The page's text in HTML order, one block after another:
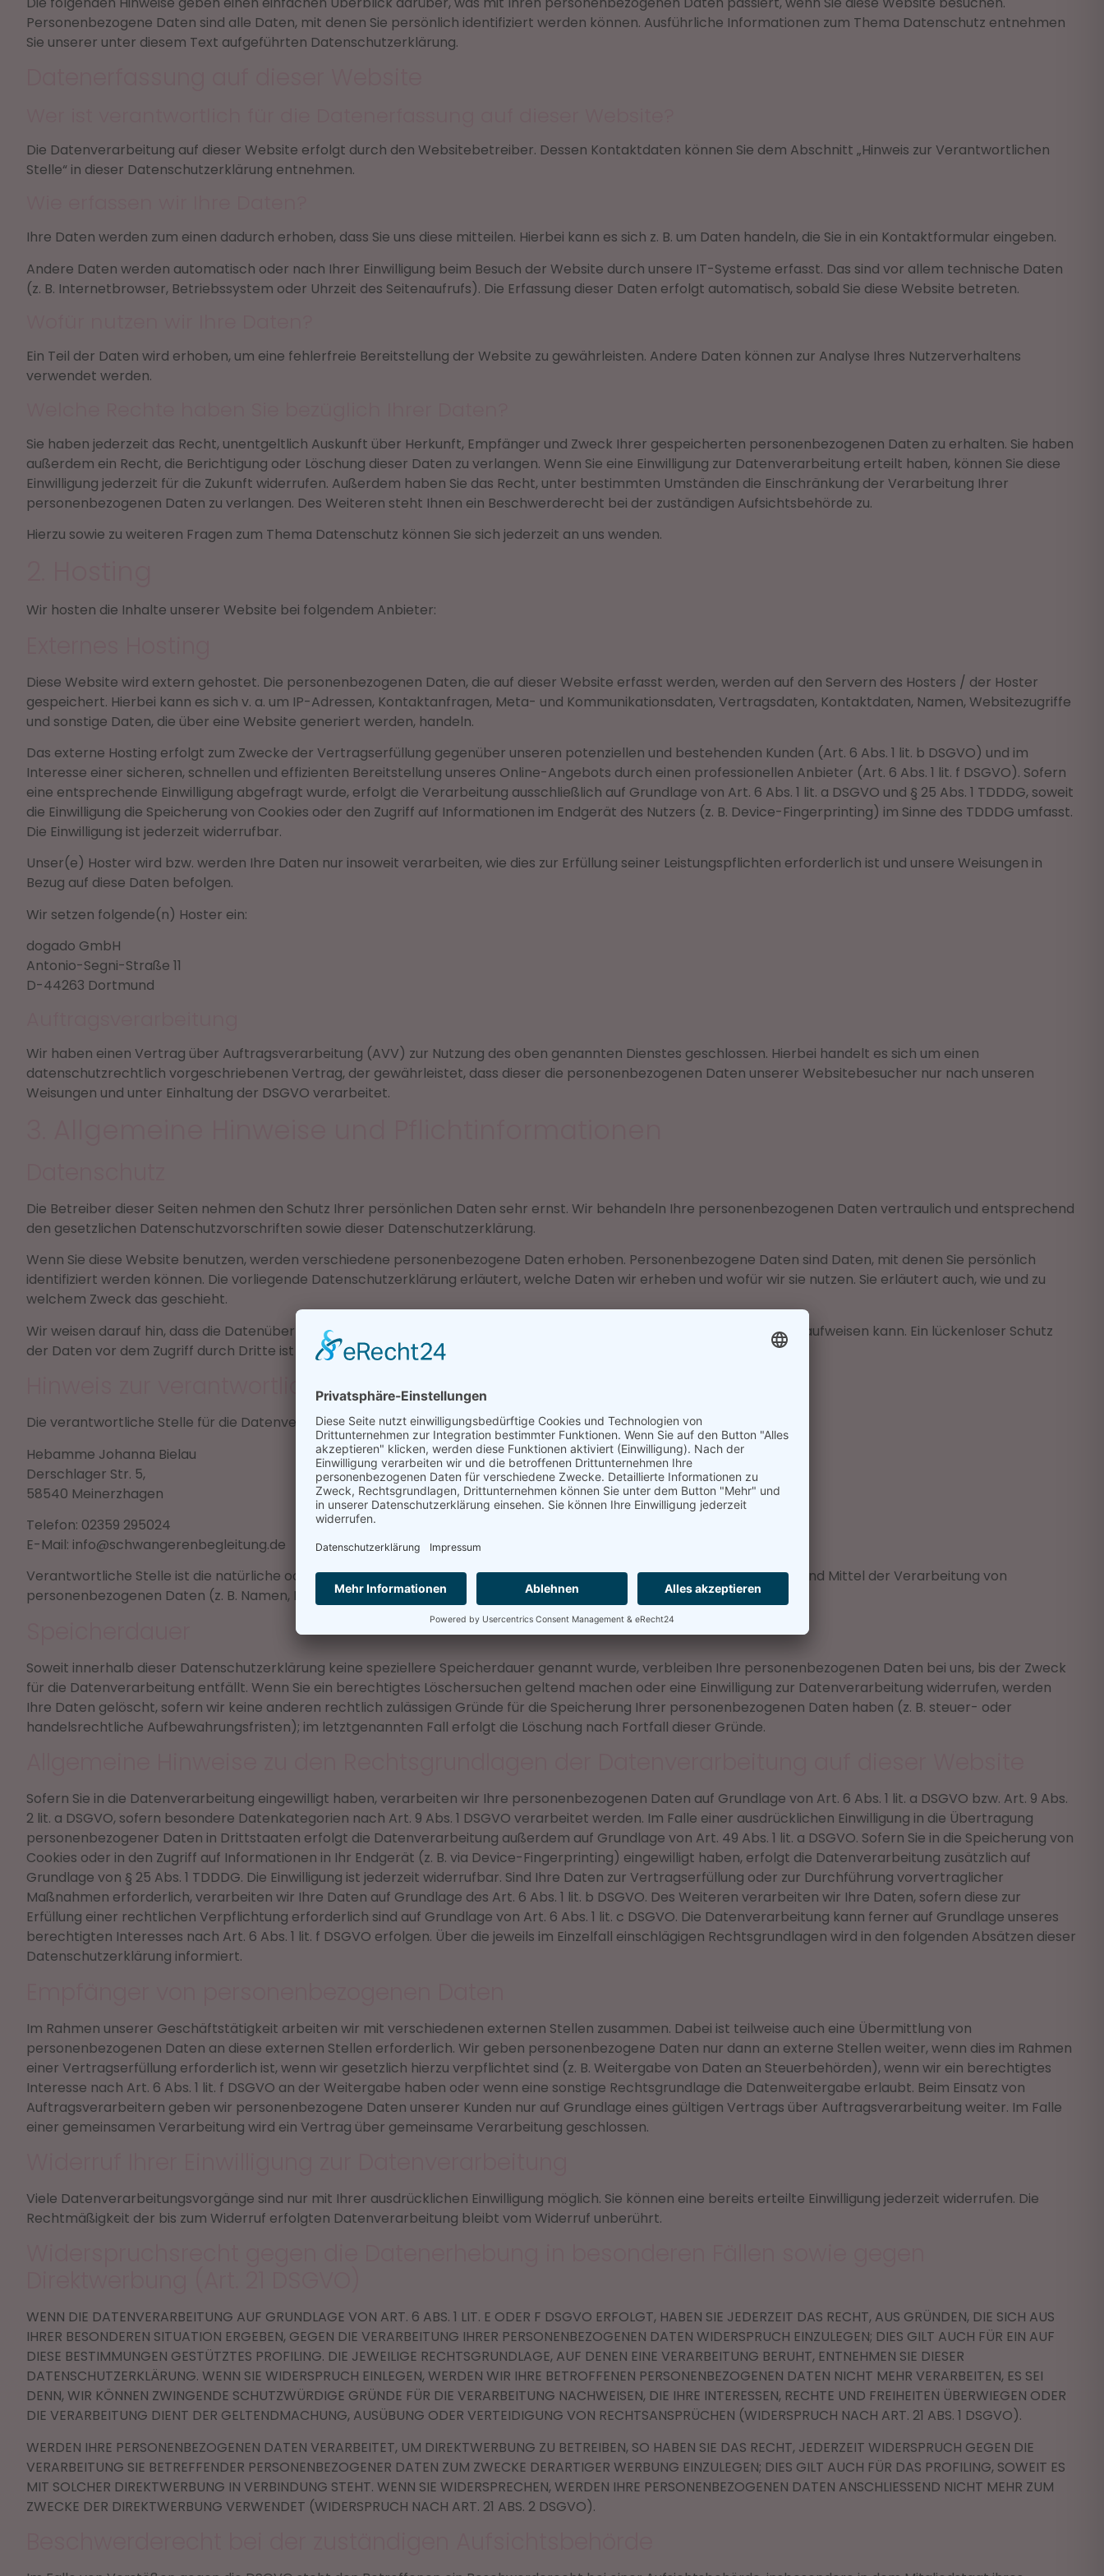
Personenbezogene Daten sind alle Daten, mit denen Sie persönlich identifiziert werden können. Ausführliche Informationen zum Thema Datenschutz entnehmen
Sie unserer unter diesem Text aufgeführten Datenschutzerklärung.
Die Datenverarbeitung auf dieser Website erfolgt durch den Websitebetreiber. Dessen Kontaktdaten können Sie dem Abschnitt „Hinweis zur Verantwortlichen
Stelle“ in dieser Datenschutzerklärung entnehmen.
Ihre Daten werden zum einen dadurch erhoben, dass Sie uns diese mitteilen. Hierbei kann es sich z. B. um Daten handeln, die Sie in ein Kontaktformular eingeben.
Andere Daten werden automatisch oder nach Ihrer Einwilligung beim Besuch der Website durch unsere IT-Systeme erfasst. Das sind vor allem technische Daten
(z. B. Internetbrowser, Betriebssystem oder Uhrzeit des Seitenaufrufs). Die Erfassung dieser Daten erfolgt automatisch, sobald Sie diese Website betreten.
Ein Teil der Daten wird erhoben, um eine fehlerfreie Bereitstellung der Website zu gewährleisten. Andere Daten können zur Analyse Ihres Nutzerverhaltens
verwendet werden.
Sie haben jederzeit das Recht, unentgeltlich Auskunft über Herkunft, Empfänger und Zweck Ihrer gespeicherten personenbezogenen Daten zu erhalten. Sie haben
außerdem ein Recht, die Berichtigung oder Löschung dieser Daten zu verlangen. Wenn Sie eine Einwilligung zur Datenverarbeitung erteilt haben, können Sie diese
Einwilligung jederzeit für die Zukunft widerrufen. Außerdem haben Sie das Recht, unter bestimmten Umständen die Einschränkung der Verarbeitung Ihrer
personenbezogenen Daten zu verlangen. Des Weiteren steht Ihnen ein Beschwerderecht bei der zuständigen Aufsichtsbehörde zu.
Hierzu sowie zu weiteren Fragen zum Thema Datenschutz können Sie sich jederzeit an uns wenden.
Wir hosten die Inhalte unserer Website bei folgendem Anbieter:
Diese Website wird extern gehostet. Die personenbezogenen Daten, die auf dieser Website erfasst werden, werden auf den Servern des Hosters / der Hoster
gespeichert. Hierbei kann es sich v. a. um IP-Adressen, Kontaktanfragen, Meta- und Kommunikationsdaten, Vertragsdaten, Kontaktdaten, Namen, Websitezugriffe
und sonstige Daten, die über eine Website generiert werden, handeln.
Das externe Hosting erfolgt zum Zwecke der Vertragserfüllung gegenüber unseren potenziellen und bestehenden Kunden (Art. 6 Abs. 1 lit. b DSGVO) und im
Interesse einer sicheren, schnellen und effizienten Bereitstellung unseres Online-Angebots durch einen professionellen Anbieter (Art. 6 Abs. 1 lit. f DSGVO). Sofern
eine entsprechende Einwilligung abgefragt wurde, erfolgt die Verarbeitung ausschließlich auf Grundlage von Art. 6 Abs. 1 lit. a DSGVO und § 25 Abs. 1 TDDDG, soweit
die Einwilligung die Speicherung von Cookies oder den Zugriff auf Informationen im Endgerät des Nutzers (z. B. Device-Fingerprinting) im Sinne des TDDDG umfasst.
Die Einwilligung ist jederzeit widerrufbar.
Unser(e) Hoster wird bzw. werden Ihre Daten nur insoweit verarbeiten, wie dies zur Erfüllung seiner Leistungspflichten erforderlich ist und unsere Weisungen in
Bezug auf diese Daten befolgen.
Wir setzen folgende(n) Hoster ein:
dogado GmbH
Antonio-Segni-Straße 11
D-44263 Dortmund
Wir haben einen Vertrag über Auftragsverarbeitung (AVV) zur Nutzung des oben genannten Dienstes geschlossen. Hierbei handelt es sich um einen
datenschutzrechtlich vorgeschriebenen Vertrag, der gewährleistet, dass dieser die personenbezogenen Daten unserer Websitebesucher nur nach unseren
Weisungen und unter Einhaltung der DSGVO verarbeitet.
Die Betreiber dieser Seiten nehmen den Schutz Ihrer persönlichen Daten sehr ernst. Wir behandeln Ihre personenbezogenen Daten vertraulich und entsprechend
den gesetzlichen Datenschutzvorschriften sowie dieser Datenschutzerklärung.
Wenn Sie diese Website benutzen, werden verschiedene personenbezogene Daten erhoben. Personenbezogene Daten sind Daten, mit denen Sie persönlich
identifiziert werden können. Die vorliegende Datenschutzerklärung erläutert, welche Daten wir erheben und wofür wir sie nutzen. Sie erläutert auch, wie und zu
welchem Zweck das geschieht.
Wir weisen darauf hin, dass die Datenübertragung im Internet (z. B. bei der Kommunikation per E-Mail) Sicherheitslücken aufweisen kann. Ein lückenloser Schutz
der Daten vor dem Zugriff durch Dritte ist nicht möglich.
Hinweis zur verantwortlichen Stelle
Die verantwortliche Stelle für die Datenverarbeitung auf dieser Website ist:
Hebamme Johanna Bielau
Derschlager Str. 5,
58540 Meinerzhagen
Telefon: 02359 295024
E-Mail: info@schwangerenbegleitung.de
Verantwortliche Stelle ist die natürliche oder juristische Person, die allein oder gemeinsam mit anderen über die Zwecke und Mittel der Verarbeitung von
personenbezogenen Daten (z. B. Namen, E-Mail-Adressen o. Ä.) entscheidet.
Soweit innerhalb dieser Datenschutzerklärung keine speziellere Speicherdauer genannt wurde, verbleiben Ihre personenbezogenen Daten bei uns, bis der Zweck
für die Datenverarbeitung entfällt. Wenn Sie ein berechtigtes Löschersuchen geltend machen oder eine Einwilligung zur Datenverarbeitung widerrufen, werden
Ihre Daten gelöscht, sofern wir keine anderen rechtlich zulässigen Gründe für die Speicherung Ihrer personenbezogenen Daten haben (z. B. steuer- oder
handelsrechtliche Aufbewahrungsfristen); im letztgenannten Fall erfolgt die Löschung nach Fortfall dieser Gründe.
Sofern Sie in die Datenverarbeitung eingewilligt haben, verarbeiten wir Ihre personenbezogenen Daten auf Grundlage von Art. 6 Abs. 1 lit. a DSGVO bzw. Art. 9 Abs.
2 lit. a DSGVO, sofern besondere Datenkategorien nach Art. 9 Abs. 1 DSGVO verarbeitet werden. Im Falle einer ausdrücklichen Einwilligung in die Übertragung
personenbezogener Daten in Drittstaaten erfolgt die Datenverarbeitung außerdem auf Grundlage von Art. 49 Abs. 1 lit. a DSGVO. Sofern Sie in die Speicherung von
Cookies oder in den Zugriff auf Informationen in Ihr Endgerät (z. B. via Device-Fingerprinting) eingewilligt haben, erfolgt die Datenverarbeitung zusätzlich auf
Grundlage von § 25 Abs. 1 TDDDG. Die Einwilligung ist jederzeit widerrufbar. Sind Ihre Daten zur Vertragserfüllung oder zur Durchführung vorvertraglicher
Maßnahmen erforderlich, verarbeiten wir Ihre Daten auf Grundlage des Art. 6 Abs. 1 lit. b DSGVO. Des Weiteren verarbeiten wir Ihre Daten, sofern diese zur
Erfüllung einer rechtlichen Verpflichtung erforderlich sind auf Grundlage von Art. 6 Abs. 1 lit. c DSGVO. Die Datenverarbeitung kann ferner auf Grundlage unseres
berechtigten Interesses nach Art. 6 Abs. 1 lit. f DSGVO erfolgen. Über die jeweils im Einzelfall einschlägigen Rechtsgrundlagen wird in den folgenden Absätzen dieser
Datenschutzerklärung informiert.
Im Rahmen unserer Geschäftstätigkeit arbeiten wir mit verschiedenen externen Stellen zusammen. Dabei ist teilweise auch eine Übermittlung von
personenbezogenen Daten an diese externen Stellen erforderlich. Wir geben personenbezogene Daten nur dann an externe Stellen weiter, wenn dies im Rahmen
einer Vertragserfüllung erforderlich ist, wenn wir gesetzlich hierzu verpflichtet sind (z. B. Weitergabe von Daten an Steuerbehörden), wenn wir ein berechtigtes
Interesse nach Art. 6 Abs. 1 lit. f DSGVO an der Weitergabe haben oder wenn eine sonstige Rechtsgrundlage die Datenweitergabe erlaubt. Beim Einsatz von
Auftragsverarbeitern geben wir personenbezogene Daten unserer Kunden nur auf Grundlage eines gültigen Vertrags über Auftragsverarbeitung weiter. Im Falle
einer gemeinsamen Verarbeitung wird ein Vertrag über gemeinsame Verarbeitung geschlossen.
Viele Datenverarbeitungsvorgänge sind nur mit Ihrer ausdrücklichen Einwilligung möglich. Sie können eine bereits erteilte Einwilligung jederzeit widerrufen. Die
Rechtmäßigkeit der bis zum Widerruf erfolgten Datenverarbeitung bleibt vom Widerruf unberührt.
WENN DIE DATENVERARBEITUNG AUF GRUNDLAGE VON ART. 6 ABS. 1 LIT. E ODER F DSGVO ERFOLGT, HABEN SIE JEDERZEIT DAS RECHT, AUS GRÜNDEN, DIE SICH AUS
IHRER BESONDEREN SITUATION ERGEBEN, GEGEN DIE VERARBEITUNG IHRER PERSONENBEZOGENEN DATEN WIDERSPRUCH EINZULEGEN; DIES GILT AUCH FÜR EIN AUF
DIESE BESTIMMUNGEN GESTÜTZTES PROFILING. DIE JEWEILIGE RECHTSGRUNDLAGE, AUF DENEN EINE VERARBEITUNG BERUHT, ENTNEHMEN SIE DIESER
DATENSCHUTZERKLÄRUNG. WENN SIE WIDERSPRUCH EINLEGEN, WERDEN WIR IHRE BETROFFENEN PERSONENBEZOGENEN DATEN NICHT MEHR VERARBEITEN, ES SEI
DENN, WIR KÖNNEN ZWINGENDE SCHUTZWÜRDIGE GRÜNDE FÜR DIE VERARBEITUNG NACHWEISEN, DIE IHRE INTERESSEN, RECHTE UND FREIHEITEN ÜBERWIEGEN ODER
DIE VERARBEITUNG DIENT DER GELTENDMACHUNG, AUSÜBUNG ODER VERTEIDIGUNG VON RECHTSANSPRÜCHEN (WIDERSPRUCH NACH ART. 21 ABS. 1 DSGVO).
WERDEN IHRE PERSONENBEZOGENEN DATEN VERARBEITET, UM DIREKTWERBUNG ZU BETREIBEN, SO HABEN SIE DAS RECHT, JEDERZEIT WIDERSPRUCH GEGEN DIE
VERARBEITUNG SIE BETREFFENDER PERSONENBEZOGENER DATEN ZUM ZWECKE DERARTIGER WERBUNG EINZULEGEN; DIES GILT AUCH FÜR DAS PROFILING, SOWEIT ES
MIT SOLCHER DIREKTWERBUNG IN VERBINDUNG STEHT. WENN SIE WIDERSPRECHEN, WERDEN IHRE PERSONENBEZOGENEN DATEN ANSCHLIESSEND NICHT MEHR ZUM
ZWECKE DER DIREKTWERBUNG VERWENDET (WIDERSPRUCH NACH ART. 21 ABS. 2 DSGVO).